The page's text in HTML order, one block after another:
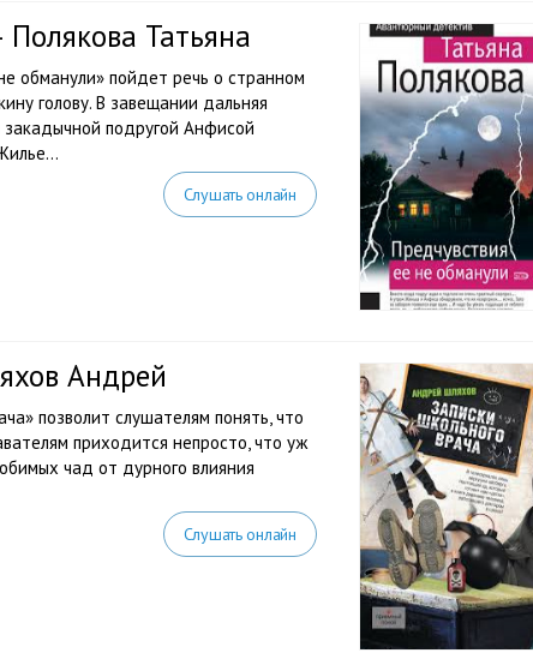
Татьяна
обманули» пойдет речь о странном
голову. В завещании дальняя
подругой Анфисой
Слушать онлайн
Андрей
позволит слушателям понять, что
приходится непросто, что уж
чад от дурного влияния
Слушать онлайн